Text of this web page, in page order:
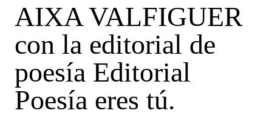
AIXA VALFIGUER
con la editorial de
poesía Editorial
Poesía eres tú.